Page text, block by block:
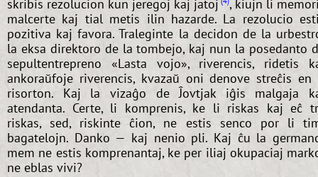
skribis rezolucion kun jeregoj kaj jatoj
, kiujn li
malcerte kaj tial metis ilin hazarde. La rezolucio
pozitiva kaj favora. Traleginte la decidon de la
la eksa direktoro de la tombejo, kaj nun la posedanto
sepultentrepreno «Lasta vojo», riverencis, ridetis
ankoraŭfoje riverencis, kvazaŭ oni denove streĉis
risorton. Kaj la vizaĝo de Ĵovtjak iĝis malgaja
atendanta. Certe, li komprenis, ke li riskas kaj eĉ
riskas, sed, riskinte ĉion, ne estis senco por li
bagatelojn. Danko — kaj nenio pli. Kaj ĉu la
mem ne estis komprenantaj, ke per iliaj okupaciaj
ne eblas vivi?